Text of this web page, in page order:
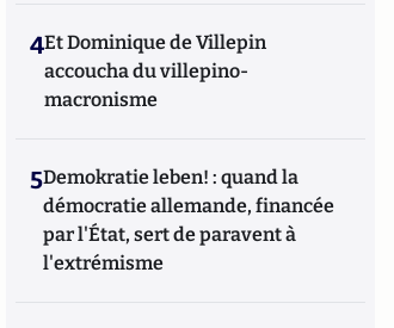
4Et Dominique de Villepin
accoucha du villepino-
macronisme
5Demokratie leben! : quand la
démocratie allemande, financée
par l'État, sert de paravent à
l'extrémisme